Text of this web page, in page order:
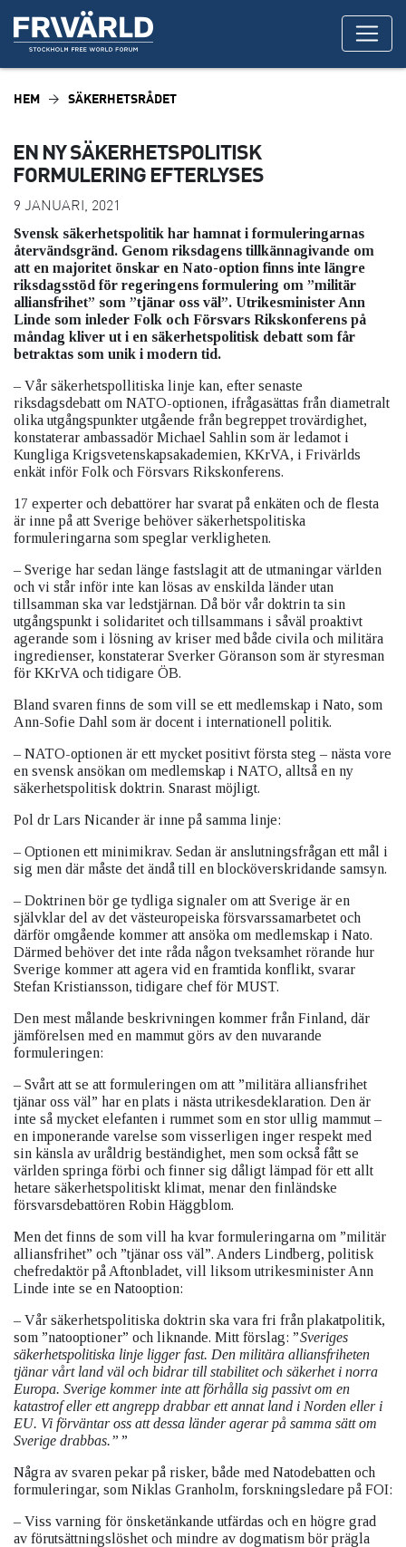
HEM SÄKERHETSRÅDET
EN NY SÄKERHETSPOLITISK
FORMULERING EFTERLYSES
9 JANUARI, 2021
Svensk säkerhetspolitik har hamnat i formuleringarnas
återvändsgränd. Genom riksdagens tillkännagivande om
att en majoritet önskar en Nato-option finns inte längre
riksdagsstöd för regeringens formulering om ”militär
alliansfrihet” som ”tjänar oss väl”. Utrikesminister Ann
Linde som inleder Folk och Försvars Rikskonferens på
måndag kliver ut i en säkerhetspolitisk debatt som får
betraktas som unik i modern tid.
– Vår säkerhetspollitiska linje kan, efter senaste
riksdagsdebatt om NATO-optionen, ifrågasättas från diametralt
olika utgångspunkter utgående från begreppet trovärdighet,
konstaterar ambassadör Michael Sahlin som är ledamot i
Kungliga Krigsvetenskapsakademien, KKrVA, i Frivärlds
enkät inför Folk och Försvars Rikskonferens.
17 experter och debattörer har svarat på enkäten och de flesta
är inne på att Sverige behöver säkerhetspolitiska
formuleringarna som speglar verkligheten.
– Sverige har sedan länge fastslagit att de utmaningar världen
och vi står inför inte kan lösas av enskilda länder utan
tillsamman ska var ledstjärnan. Då bör vår doktrin ta sin
utgångspunkt i solidaritet och tillsammans i såväl proaktivt
agerande som i lösning av kriser med både civila och militära
ingredienser, konstaterar Sverker Göranson som är styresman
för KKrVA och tidigare ÖB.
Bland svaren finns de som vill se ett medlemskap i Nato, som
Ann-Sofie Dahl som är docent i internationell politik.
– NATO-optionen är ett mycket positivt första steg – nästa vore
en svensk ansökan om medlemskap i NATO, alltså en ny
säkerhetspolitisk doktrin. Snarast möjligt.
Pol dr Lars Nicander är inne på samma linje:
– Optionen ett minimikrav. Sedan är anslutningsfrågan ett mål i
sig men där måste det ändå till en blocköverskridande samsyn.
– Doktrinen bör ge tydliga signaler om att Sverige är en
självklar del av det västeuropeiska försvarssamarbetet och
därför omgående kommer att ansöka om medlemskap i Nato.
Därmed behöver det inte råda någon tveksamhet rörande hur
Sverige kommer att agera vid en framtida konflikt, svarar
Stefan Kristiansson, tidigare chef för MUST.
Den mest målande beskrivningen kommer från Finland, där
jämförelsen med en mammut görs av den nuvarande
formuleringen:
– Svårt att se att formuleringen om att ”militära alliansfrihet
tjänar oss väl” har en plats i nästa utrikesdeklaration. Den är
inte så mycket elefanten i rummet som en stor ullig mammut –
en imponerande varelse som visserligen inger respekt med
sin känsla av uråldrig beständighet, men som också fått se
världen springa förbi och finner sig dåligt lämpad för ett allt
hetare säkerhetspolitiskt klimat, menar den finländske
försvarsdebattören Robin Häggblom.
Men det finns de som vill ha kvar formuleringarna om ”militär
alliansfrihet” och ”tjänar oss väl”. Anders Lindberg, politisk
chefredaktör på Aftonbladet, vill liksom utrikesminister Ann
Linde inte se en Natooption:
– Vår säkerhetspolitiska doktrin ska vara fri från plakatpolitik,
som ”natooptioner” och liknande. Mitt förslag: ”Sveriges
säkerhetspolitiska linje ligger fast. Den militära alliansfriheten
tjänar vårt land väl och bidrar till stabilitet och säkerhet i norra
Europa. Sverige kommer inte att förhålla sig passivt om en
katastrof eller ett angrepp drabbar ett annat land i Norden eller i
EU. Vi förväntar oss att dessa länder agerar på samma sätt om
Sverige drabbas.” ”
Några av svaren pekar på risker, både med Natodebatten och
formuleringar, som Niklas Granholm, forskningsledare på FOI:
– Viss varning för önsketänkande utfärdas och en högre grad
av förutsättningslöshet och mindre av dogmatism bör prägla